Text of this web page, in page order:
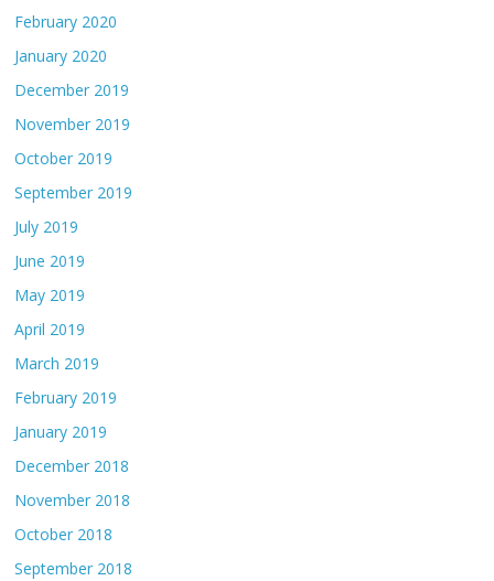
February 2020
January 2020
December 2019
November 2019
October 2019
September 2019
July 2019
June 2019
May 2019
April 2019
March 2019
February 2019
January 2019
December 2018
November 2018
October 2018
September 2018